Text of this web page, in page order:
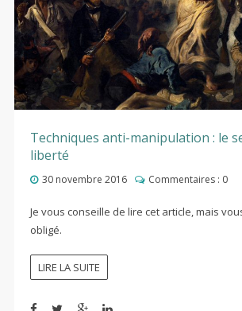
Techniques anti-manipulation : le
liberté
30 novembre 2016 Commentaires : 0
Je vous conseille de lire cet article, mais
obligé.
LIRE LA SUITE